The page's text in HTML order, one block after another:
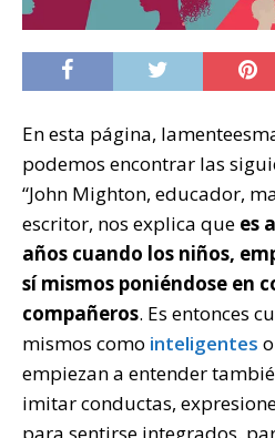
En esta página,
podemos encontrar las
“John Mighton, educador,
escritor, nos explica que es
años cuando los niños,
sí mismos poniéndose en
compañeros. Es entonces
mismos como inteligentes
empiezan a entender
imitar conductas,